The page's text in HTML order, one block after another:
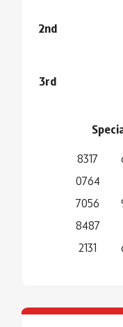
2nd
3rd
8317
0764
7056
8487
2131